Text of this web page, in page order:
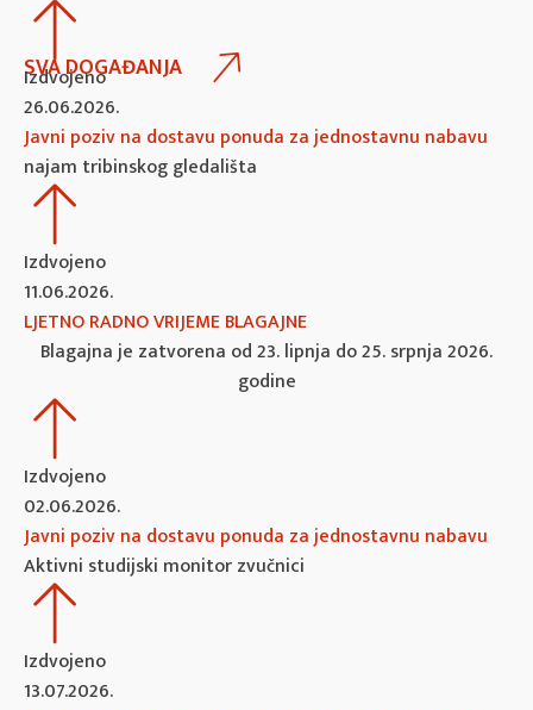
SVA DOGAĐANJA
Izdvojeno
26.06.2026.
Javni poziv na dostavu ponuda za jednostavnu nabavu
najam tribinskog gledališta
Izdvojeno
11.06.2026.
LJETNO RADNO VRIJEME BLAGAJNE
Blagajna je zatvorena od 23. lipnja do 25. srpnja 2026.
godine
Izdvojeno
02.06.2026.
Javni poziv na dostavu ponuda za jednostavnu nabavu
Aktivni studijski monitor zvučnici
Izdvojeno
13.07.2026.